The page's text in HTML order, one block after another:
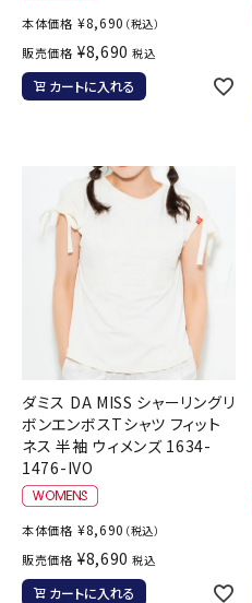
本体価格 ¥8,690 （税込）
販売価格 ¥8,690 税込
カートに入れる
ダミス DA MISS シャーリングリ
ボンエンボスTシャツ フィット
ネス 半袖 ウィメンズ 1634-
1476-IVO
本体価格 ¥8,690 （税込）
販売価格 ¥8,690 税込
カートに入れる